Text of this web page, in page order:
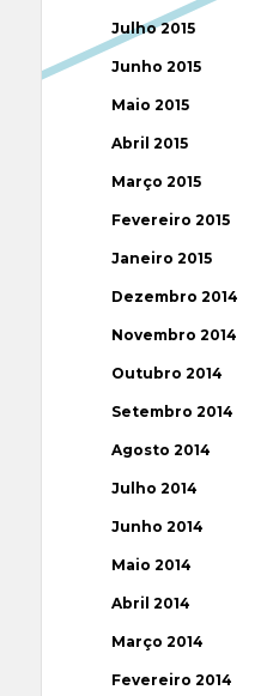
Julho 2015
Junho 2015
Maio 2015
Abril 2015
Março 2015
Fevereiro 2015
Janeiro 2015
Dezembro 2014
Novembro 2014
Outubro 2014
Setembro 2014
Agosto 2014
Julho 2014
Junho 2014
Maio 2014
Abril 2014
Março 2014
Fevereiro 2014